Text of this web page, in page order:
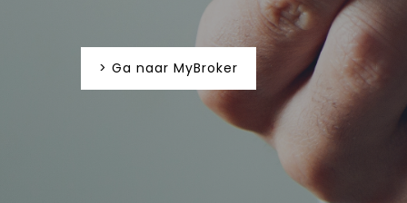
> Ga naar MyBroker